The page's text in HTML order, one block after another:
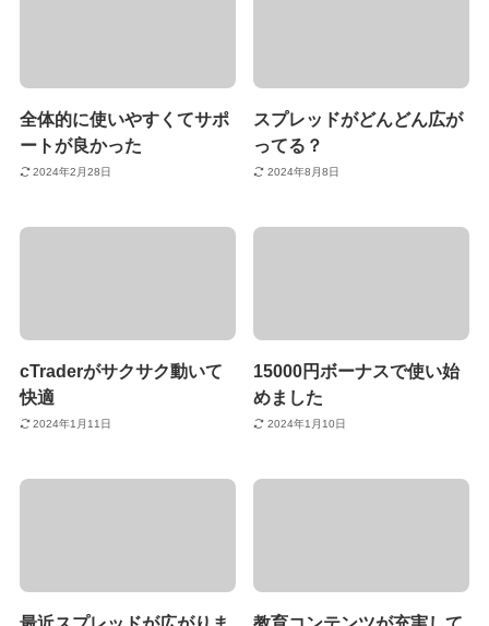
全体的に使いやすくてサポ
ートが良かった
2024年2月28日
スプレッドがどんどん広が
ってる？
2024年8月8日
cTraderがサクサク動いて
快適
2024年1月11日
15000円ボーナスで使い始
めました
2024年1月10日